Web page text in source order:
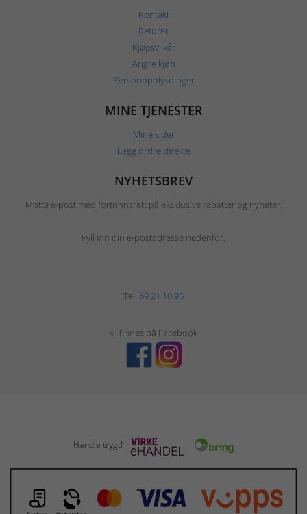
Kontakt
Returer
Kjøpsvilkår
Angre kjøp
Personopplysninger
MINE TJENESTER
Mine sider
Legg ordre direkte
NYHETSBREV
Motta e-post med fortrinnsrett på eksklusive rabatter og nyheter.
Fyll inn din e-postadresse nedenfor.
Tel: 69 21 10 95
Vi finnes på Facebook
Handle trygt!